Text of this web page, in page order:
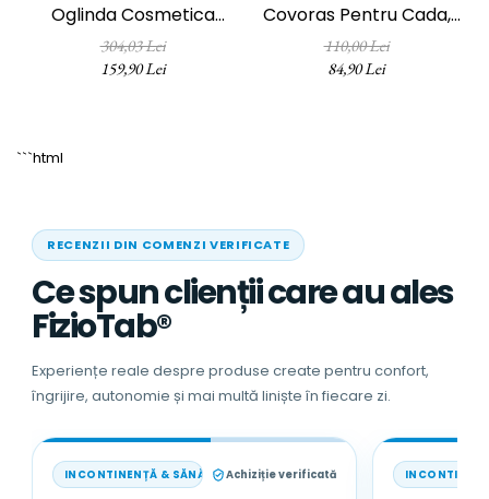
Oglinda Cosmetica
FizioTab®, Iluminata Led,
Dimabila, 2 Fete, Marire
304,03 Lei
159,90 Lei
Covoras Pentru Cada,
Anti-Alunecare,
FizioTab®, 100x40 Cm,
110,00 Lei
84,90 Lei
```html
RECENZII DIN COMENZI VERIFICATE
Ce spun clienții care au ales
FizioTab®
Experiențe reale despre produse create pentru confort,
îngrijire, autonomie și mai multă liniște în fiecare zi.
INCONTINENȚĂ & SĂNĂTATEAchiziție verificată